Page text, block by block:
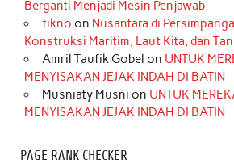
Berganti Menjadi Mesin Penjawab
tikno on Nusantara di
Konstruksi Maritim, Laut Kita, dan
Amril Taufik Gobel on UNTUK
MENYISAKAN JEJAK INDAH DI BATIN
Musniaty Musni on UNTUK
MENYISAKAN JEJAK INDAH DI BATIN
PAGE RANK CHECKER